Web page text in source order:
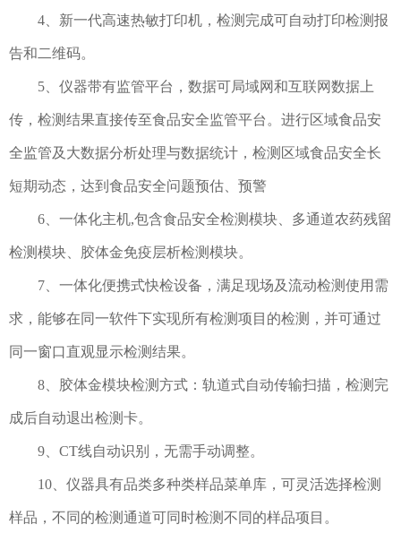
4、新一代高速热敏打印机，检测完成可自动打印检测报
告和二维码。
5、仪器带有监管平台，数据可局域网和互联网数据上
传，检测结果直接传至食品安全监管平台。进行区域食品安
全监管及大数据分析处理与数据统计，检测区域食品安全长
短期动态，达到食品安全问题预估、预警
6、一体化主机,包含食品安全检测模块、多通道农药残留
检测模块、胶体金免疫层析检测模块。
7、一体化便携式快检设备，满足现场及流动检测使用需
求，能够在同一软件下实现所有检测项目的检测，并可通过
同一窗口直观显示检测结果。
8、胶体金模块检测方式：轨道式自动传输扫描，检测完
成后自动退出检测卡。
9、CT线自动识别，无需手动调整。
10、仪器具有品类多种类样品菜单库，可灵活选择检测
样品，不同的检测通道可同时检测不同的样品项目。